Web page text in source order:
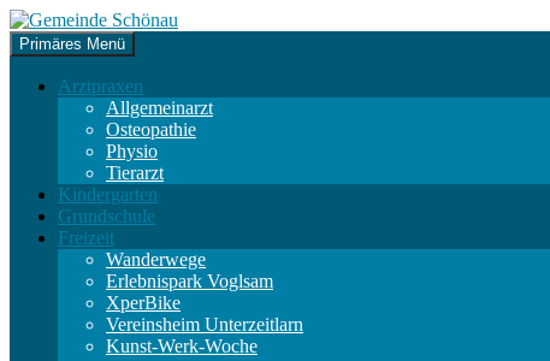
Zum
Inhalt
springen
Gemeinde Schönau
Suchen
Primäres Menü
Arztpraxen
Allgemeinarzt
Osteopathie
Physio
Tierarzt
Kindergarten
Grundschule
Freizeit
Wanderwege
Erlebnispark Voglsam
XperBike
Vereinsheim Unterzeitlarn
Kunst-Werk-Woche